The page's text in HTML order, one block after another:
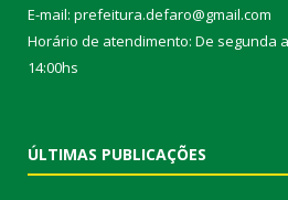
E-mail: prefeitura.defaro@gmail.com
Horário de atendimento: De segunda
14:00hs
ÚLTIMAS PUBLICAÇÕES